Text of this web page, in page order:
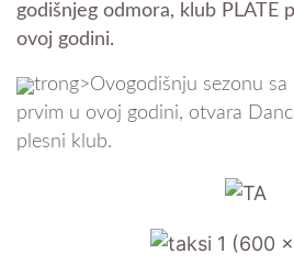
godišnjeg odmora, klub PLATE
ovoj godini.
trong>Ovogodišnju sezonu sa
prvim u ovoj godini, otvara
plesni klub.